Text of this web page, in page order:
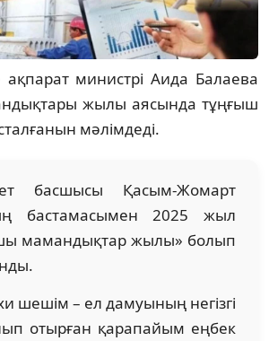
министрі Аида Балаева
жылы аясында тұңғыш
мәлімдеді.
басшысы Қасым-Жомарт
бастамасымен 2025 жыл
мамандықтар жылы» болып
шешім – ел дамуының негізгі
отырған қарапайым еңбек